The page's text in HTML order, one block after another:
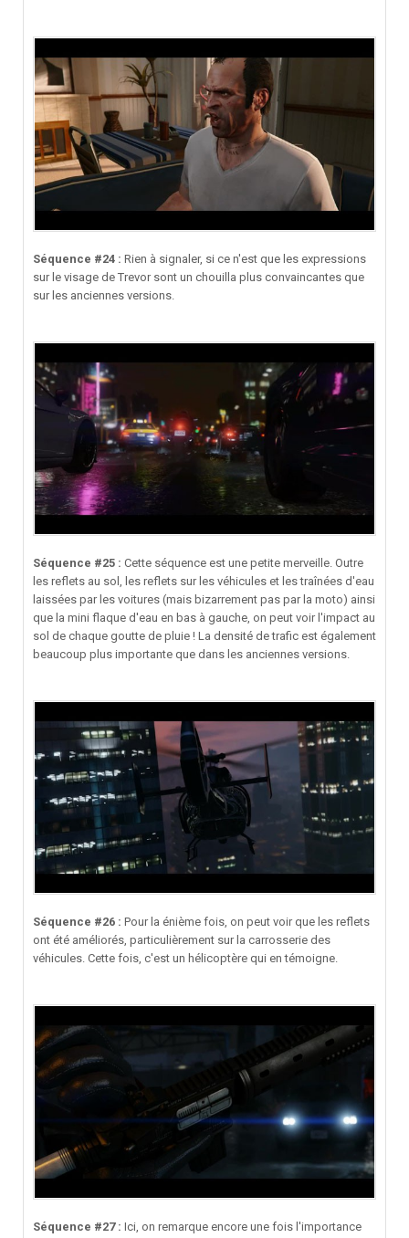
Séquence #24 : Rien à signaler, si ce n'est que les expressions
sur le visage de Trevor sont un chouilla plus convaincantes que
sur les anciennes versions.
Séquence #25 : Cette séquence est une petite merveille. Outre
les reflets au sol, les reflets sur les véhicules et les traînées d'eau
laissées par les voitures (mais bizarrement pas par la moto) ainsi
que la mini flaque d'eau en bas à gauche, on peut voir l'impact au
sol de chaque goutte de pluie ! La densité de trafic est également
beaucoup plus importante que dans les anciennes versions.
Séquence #26 : Pour la énième fois, on peut voir que les reflets
ont été améliorés, particulièrement sur la carrosserie des
véhicules. Cette fois, c'est un hélicoptère qui en témoigne.
Séquence #27 : Ici, on remarque encore une fois l'importance